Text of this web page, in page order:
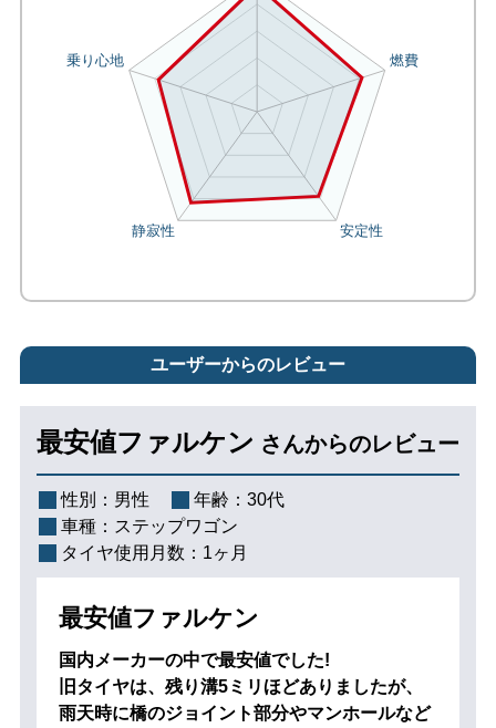
ユーザーからのレビュー
最安値ファルケン さんからのレビュー
性別： 男性 年齢： 30代
車種： ステップワゴン
タイヤ使用月数： 1ヶ月
最安値ファルケン
国内メーカーの中で最安値でした!
旧タイヤは、残り溝5ミリほどありましたが、
雨天時に橋のジョイント部分やマンホールなど